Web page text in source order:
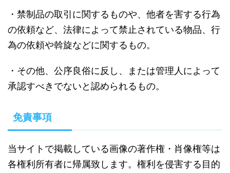
・禁制品の取引に関するものや、他者を害する行為
の依頼など、法律によって禁止されている物品、行
為の依頼や斡旋などに関するもの。
・その他、公序良俗に反し、または管理人によって
承認すべきでないと認められるもの。
免責事項
当サイトで掲載している画像の著作権・肖像権等は
各権利所有者に帰属致します。権利を侵害する目的